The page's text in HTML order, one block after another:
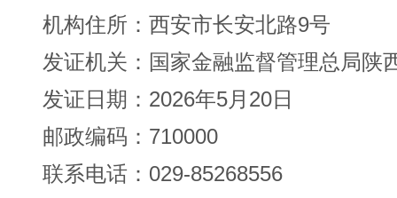
机构住所：西安市长安北路9号
发证机关：国家金融监督管理总局陕
发证日期：2026年5月20日
邮政编码：710000
联系电话：029-85268556